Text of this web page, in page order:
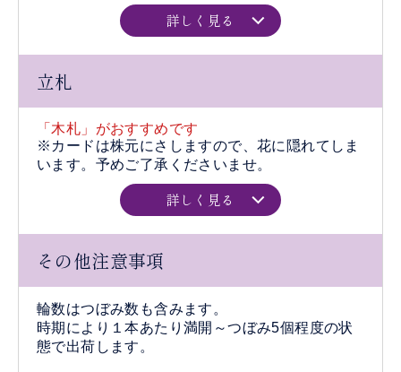
詳しく見る
立札
「木札」がおすすめです
※カードは株元にさしますので、花に隠れてしま
います。予めご了承くださいませ。
詳しく見る
その他注意事項
輪数はつぼみ数も含みます。
時期により１本あたり満開～つぼみ5個程度の状
態で出荷します。